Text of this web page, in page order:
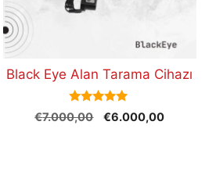
Black Eye Alan Tarama Cihazı
5.00
out of 5
€7.000,00
Orijinal
€6.000,00Şu